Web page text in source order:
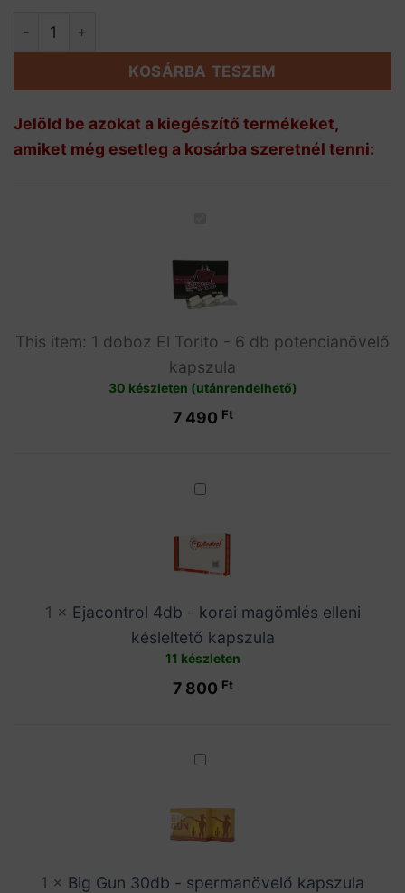
1 doboz El Torito - 6 db potencianövelő kapszula
KOSÁRBA TESZEM
Jelöld be azokat a kiegészítő termékeket,
amiket még esetleg a kosárba szeretnél tenni:
El
Torito
-
db
potencianövelő
kapszula
This item: 1 doboz El Torito - 6 db potencianövelő
kapszula
30 készleten (utánrendelhető)
7 490 Ft
Ejacontrol
korai
magömlés
késleltető
kapszula
1 × Ejacontrol 4db - korai magömlés elleni
késleltető kapszula
11 készleten
7 800 Ft
Big
-
1 × Big Gun 30db - spermanövelő kapszula